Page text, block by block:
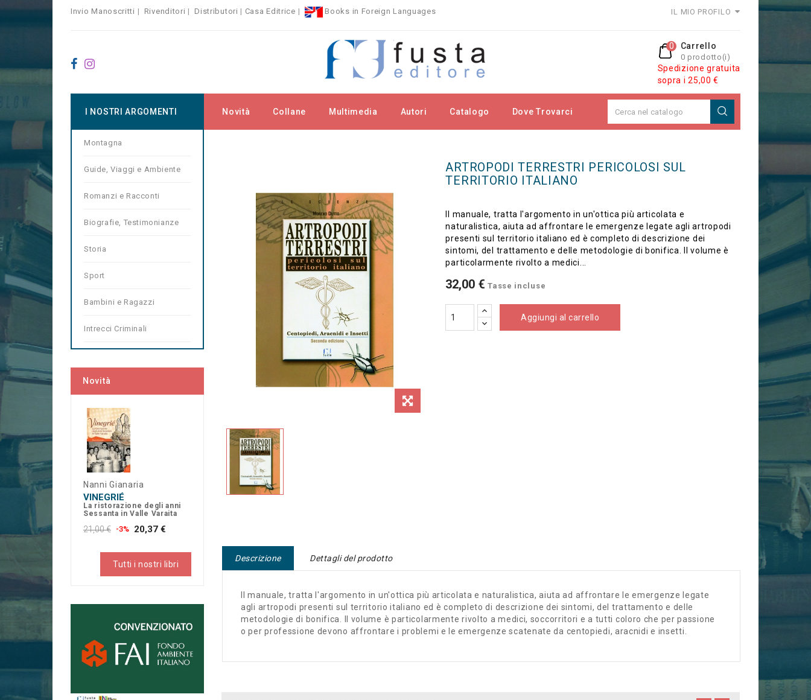
Invio Manoscritti | Rivenditori | Distributori | Casa Editrice | Books in Foreign Languages IL MIO PROFILO
Carrello
0 prodotto(i)
0
Spedizione gratuita
sopra i 25,00 €
Novità Collane Multimedia Autori Catalogo Dove Trovarci
I NOSTRI ARGOMENTI
Montagna
Guide, Viaggi e Ambiente
Romanzi e Racconti
Biografie, Testimonianze
Storia
Sport
Bambini e Ragazzi
Intrecci Criminali
Novità
Nanni Gianaria
VINEGRIÉ
La ristorazione degli anni
Sessanta in Valle Varaita
21,00 € -3% 20,37 €
Tutti i nostri libri
ARTROPODI TERRESTRI PERICOLOSI SUL
TERRITORIO ITALIANO
Il manuale, tratta l'argomento in un'ottica più articolata e
naturalistica, aiuta ad affrontare le emergenze legate agli artropodi
presenti sul territorio italiano ed è completo di descrizione dei
sintomi, del trattamento e delle metodologie di bonifica. Il volume è
particolarmente rivolto a medici...
32,00 € Tasse incluse
Aggiungi al carrello
Descrizione Dettagli del prodotto
Il manuale, tratta l'argomento in un'ottica più articolata e naturalistica, aiuta ad affrontare le emergenze legate
agli artropodi presenti sul territorio italiano ed è completo di descrizione dei sintomi, del trattamento e delle
metodologie di bonifica. Il volume è particolarmente rivolto a medici, soccorritori e a tutti coloro che per passione
o per professione devono affrontare i problemi e le emergenze scatenate da centopiedi, aracnidi e insetti.